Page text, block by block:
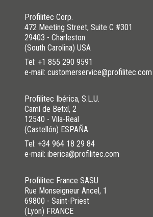
Profilitec Corp.
472 Meeting Street, Suite C #301
29403 - Charleston
(South Carolina) USA
Tel: +1 855 290 9591
e-mail: customerservice@profilitec.com
Profilitec Ibérica, S.L.U.
Camí de Betxí, 2
12540 - Vila-Real
(Castellón) ESPAÑA
Tel: +34 964 18 29 84
e-mail: iberica@profilitec.com
Profilitec France SASU
Rue Monseigneur Ancel, 1
69800 - Saint-Priest
(Lyon) FRANCE